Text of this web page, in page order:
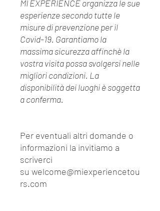
MI EXPERIENCE organizza le sue
esperienze secondo tutte le
misure di prevenzione per il
Covid-19. Garantiamo la
massima sicurezza affinchè la
vostra visita possa svolgersi nelle
migliori condizioni. La
disponibilità dei luoghi è soggetta
a conferma.
Per eventuali altri domande o
informazioni la invitiamo a
scriverci
su welcome@miexperiencetou
rs.com